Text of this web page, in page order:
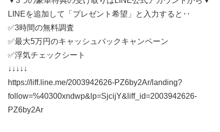
LINEを追加して「プレゼント希望」と入力すると‥
✅3時間の無料調査
✅最大5万円のキャッシュバックキャンペーン
✅浮気チェックシート
↓↓↓↓↓
https://liff.line.me/2003942626-PZ6by2Ar/landing?
follow=%40300xndwp&lp=SjcijY&liff_id=2003942626-
PZ6by2Ar